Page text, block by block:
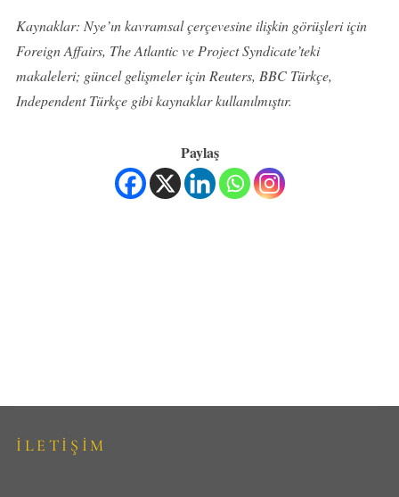
Kaynaklar: Nye’ın kavramsal çerçevesine ilişkin görüşleri için
Foreign Affairs, The Atlantic ve Project Syndicate’teki
makaleleri; güncel gelişmeler için Reuters, BBC Türkçe,
Independent Türkçe gibi kaynaklar kullanılmıştır.
Paylaş
İLETİŞİM